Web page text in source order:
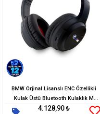
BMW Orjinal Lisanslı ENC Özellikli
Kulak Üstü Bluetooth Kulaklık M
Edition Baskı Logolu v5.3
4.128,90 ₺